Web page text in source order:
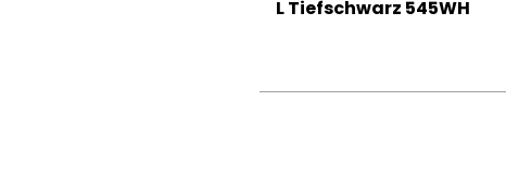
L Tiefschwarz 545WH